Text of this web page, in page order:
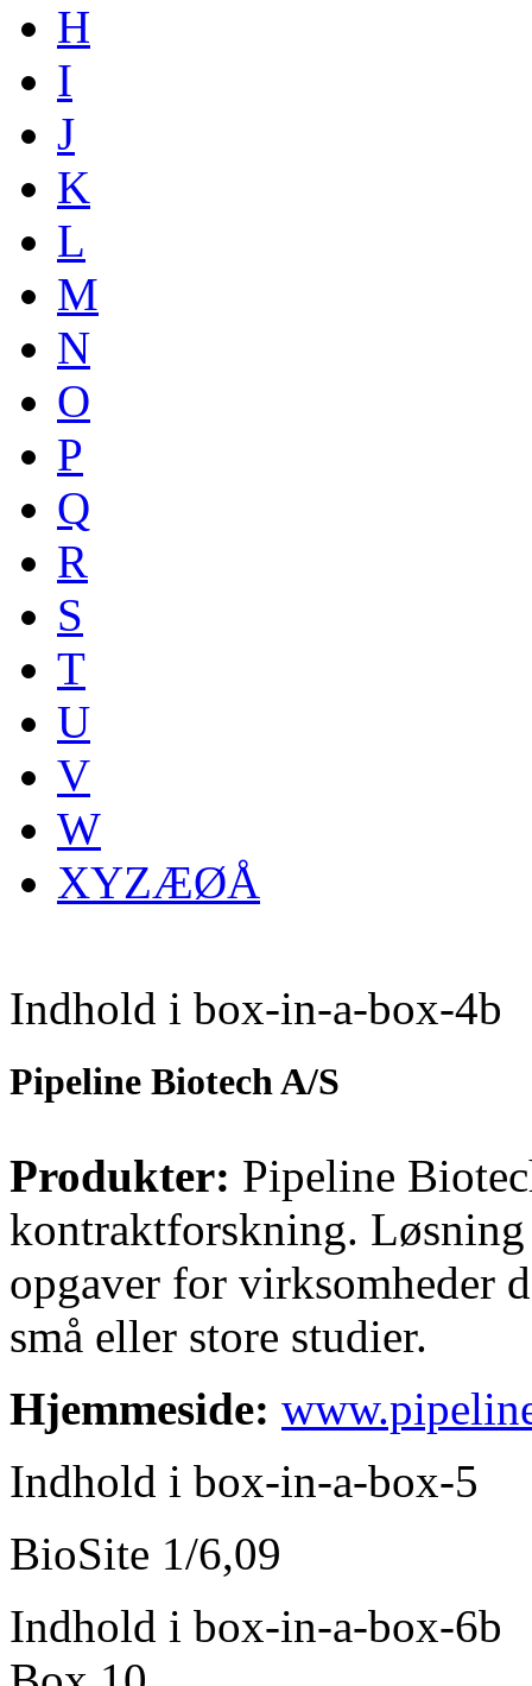
H
I
J
K
L
M
N
O
P
Q
R
S
T
U
V
W
XYZÆØÅ
Indhold i box-in-a-box-4b
Pipeline Biotech A/S
Produkter: Pipeline
kontraktforskning.
opgaver for virksomheder
små eller store studier.
Hjemmeside:
Indhold i box-in-a-box-5
BioSite 1/6,09
Indhold i box-in-a-box-6b